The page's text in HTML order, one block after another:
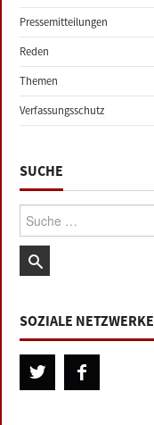
Pressemitteilungen
Reden
Themen
Verfassungsschutz
SUCHE
Suche:
SOZIALE NETZWERKE